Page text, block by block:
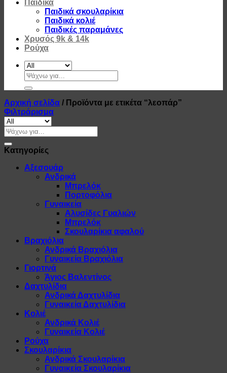
Παιδικά
Παιδικά σκουλαρίκια
Παιδικά κολιέ
Παιδικές παραμάνες
Χρυσός 9k & 14k
Ρούχα
Αναζήτηση
για:
Αρχική σελίδα / Προϊόντα με ετικέτα “λεοπάρ”
Φιλτράρισμα
Αναζήτηση
για:
Κατηγορίες
Αξεσουάρ
Ανδρικά
Μπρελόκ
Πορτοφόλια
Γυναικεία
Αλυσίδες Γυαλιών
Μπρελόκ
Σκουλαρίκια αφαλού
Βραχιόλια
Ανδρικά Βραχιόλια
Γυναικεία Βραχιόλια
Γιορτινά
Άγιος Βαλεντίνος
Δαχτυλίδια
Ανδρικά Δαχτυλίδια
Γυναικεία Δαχτυλίδια
Κολιέ
Ανδρικά Κολιέ
Γυναικεία Κολιέ
Ρούχα
Σκουλαρίκια
Ανδρικά Σκουλαρίκια
Γυναικεία Σκουλαρίκια